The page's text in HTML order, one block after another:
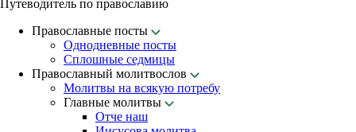
Путеводитель по православию
Православные посты
Однодневные посты
Сплошные седмицы
Православный молитвослов
Молитвы на всякую потребу
Главные молитвы
Отче наш